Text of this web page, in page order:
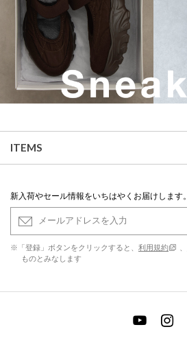
ITEMS
新入荷やセール情報をいちはやくお届けします。
※「登録」ボタンをクリックすると、 利用規約
ものとみなします